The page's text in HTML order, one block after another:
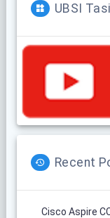
UBSI
Recent
Cisco Aspire